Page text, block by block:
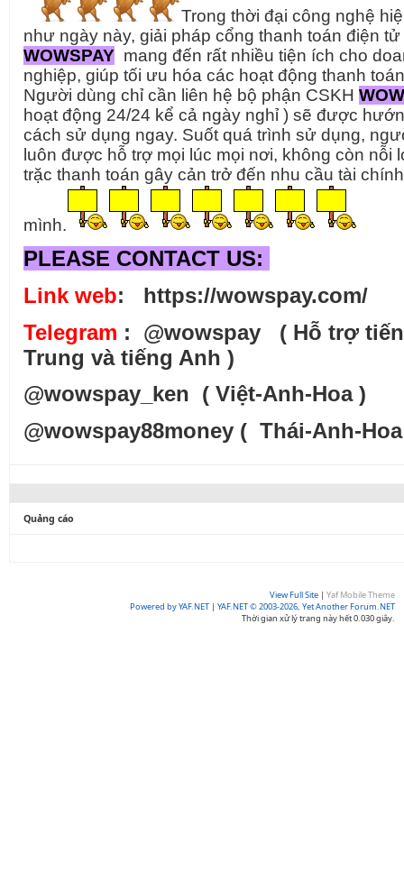
Trong thời đại công nghệ
như ngày này, giải pháp cổng thanh toán điện tử
WOWSPAY mang đến rất nhiều tiện ích cho
nghiệp, giúp tối ưu hóa các hoạt động thanh
Người dùng chỉ cần liên hệ bộ phận CSKH
hoạt động 24/24 kể cả ngày nghỉ ) sẽ được
cách sử dụng ngay. Suốt quá trình sử dụng,
luôn được hỗ trợ mọi lúc mọi nơi, không còn nỗi
trặc thanh toán gây cản trở đến nhu cầu tài
mình.
PLEASE CONTACT US:
Link web: https://wowspay.com/
Telegram : @wowspay ( Hỗ trợ
Trung và tiếng Anh )
@wowspay_ken ( Việt-Anh-Hoa )
@wowspay88money ( Thái-Anh-
Quảng cáo
View Full Site | Yaf Mobile Theme
Powered by YAF.NET | YAF.NET © 2003-2026, Yet Another Forum.NET
Thời gian xử lý trang này hết 0.030 giây.